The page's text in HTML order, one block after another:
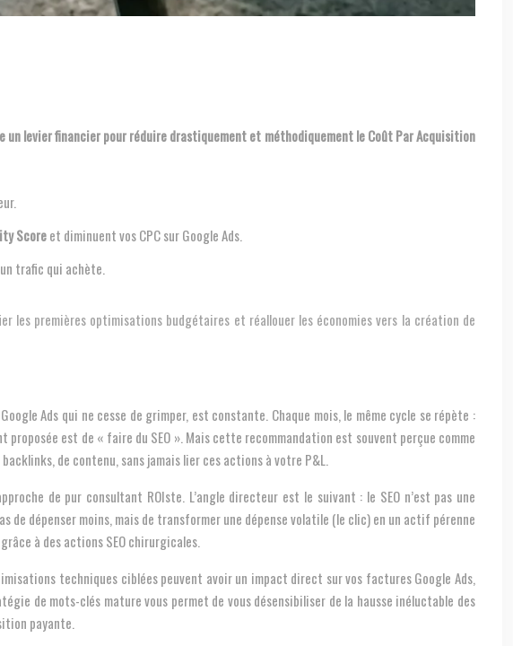
Scoreet diminuent vos CPC sur Google Ads.
trafic qui achète.
les premières optimisations budgétaires et réallouer les économies vers la création de
Ads qui ne cesse de grimper, est constante. Chaque mois, le même cycle se répète :
est de « faire du SEO ». Mais cette recommandation est souvent perçue comme
de contenu, sans jamais lier ces actions à votre P&L.
de pur consultant ROIste. L’angle directeur est le suivant : le SEO n’est pas une
dépenser moins, mais de transformer une dépense volatile (le clic) en un actif pérenne
à des actions SEO chirurgicales.
techniques ciblées peuvent avoir un impact direct sur vos factures Google Ads,
de mots-clés mature vous permet de vous désensibiliser de la hausse inéluctable des
payante.